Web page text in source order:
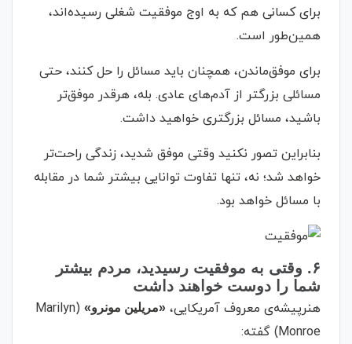
برای کسانی هم که به اوج موفقیت شغلی رسیده‌اند،
همین‌طور است.
برای موفق‌ماندن، همچنان باید مسائل را حل کنند، حتی
مسائلی بزرگتر از آدم‌های عادی. بله، هرقدر موفق‌تر
باشید، مسائل بزرگتری خواهید داشت.
بنابراین تصور نکنید وقتی موفق شدید، زندگی راحت‌تر
خواهد شد؛ نه، تنها تفاوت توانایی بیشتر شما در مقابله
با مسائل خواهد بود.
۶. وقتی به موفقیت رسیدید، مردم بیشتر
شما را دوست خواهند داشت
هنرپیشه‌ی معروف آمریکایی، «مریلین مونرو»
(Marilyn
Monroe) گفته: